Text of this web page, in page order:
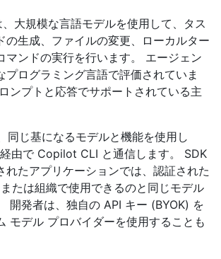
大規模な言語モデルを使用して、タス
の生成、ファイルの変更、ローカルター
マンドの実行を行います。 エージェン
プログラミング言語で評価されていま
ンプトと応答でサポートされている主
同じ基になるモデルと機能を使用し
由で Copilot CLI と通信します。 SDK
れたアプリケーションでは、認証された
たは組織で使用できるのと同じモデル
開発者は、独自の API キー (BYOK) を
モデル プロバイダーを使用することも